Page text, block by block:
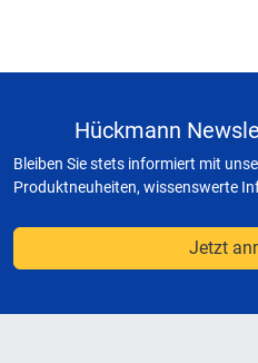
Hückmann
Bleiben Sie stets informiert mit
Produktneuheiten, wissenswerte
Jetzt